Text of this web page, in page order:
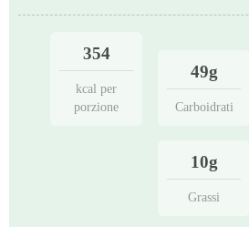
354
kcal per
porzione
49g
Carboidrati
10g
Grassi